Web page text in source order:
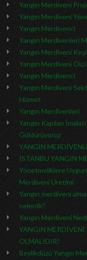
Yangın Merdiveni
Yangın Merdiveni
Yangın Merdivenci
Yangın Merdivenleri
Yangın Merdiveni
Yangın Merdiveni
Yangın Merdivenci
Yangın Merdiveni
Hizmet
Yangın Merdivenleri
Yangın Kapıları
Güldürüyoruz
YANGIN
İSTANBU YANGIN
Yönetmeliklere
Merdiveni Üretimi
Yangın merdiveni
nelerdir?
Yangın Merdiveni
YANGIN MERDİVENİ
OLMALIDIR?
Beylikdüzü Yangın